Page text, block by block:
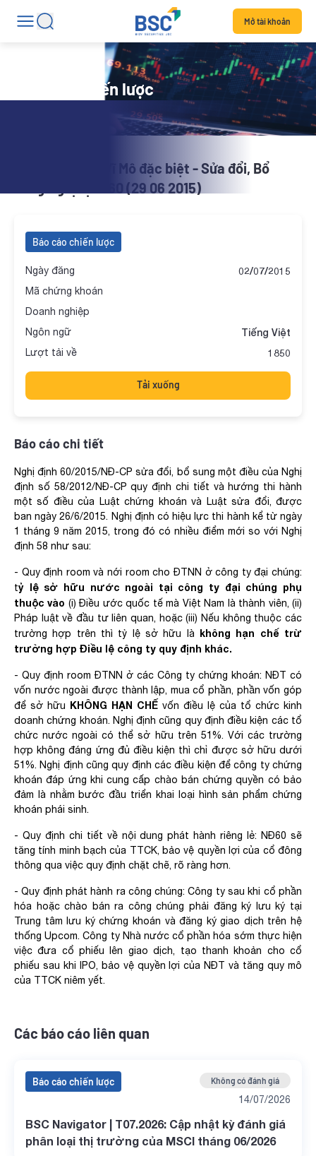
Mở tài khoản
Báo cáo chiến lược
BSC - Báo cáo Vĩ Mô đặc biệt - Sửa đổi, Bổ
sung Nghị định 60 (29 06 2015)
Báo cáo chiến lược
Ngày đăng 02/07/2015
Mã chứng khoán
Doanh nghiệp
Ngôn ngữ
Tiếng Việt
Lượt tải về 1850
Tải xuống
Báo cáo chi tiết
Nghị định 60/2015/NĐ-CP sửa đổi, bổ sung một điều của Nghị
định số 58/2012/NĐ-CP quy định chi tiết và hướng thi hành
một số điều của Luật chứng khoán và Luật sửa đổi, được
ban ngày 26/6/2015. Nghị định có hiệu lực thi hành kể từ ngày
1 tháng 9 năm 2015, trong đó có nhiều điểm mới so với Nghị
định 58 như sau:
- Quy định room và nới room cho ĐTNN ở công ty đại chúng:
tỷ lệ sở hữu nước ngoài tại công ty đại chúng phụ
thuộc vào (i) Điều ước quốc tế mà Việt Nam là thành viên, (ii)
Pháp luật về đầu tư liên quan, hoặc (iii) Nếu không thuộc các
trường hợp trên thì tỷ lệ sở hữu là không hạn chế trừ
trường hợp Điều lệ công ty quy định khác.
- Quy định room ĐTNN ở các Công ty chứng khoán: NĐT có
vốn nước ngoài được thành lập, mua cổ phần, phần vốn góp
để sở hữu KHÔNG HẠN CHẾ vốn điều lệ của tổ chức kinh
doanh chứng khoán. Nghị định cũng quy định điều kiện các tổ
chức nước ngoài có thể sở hữu trên 51%. Với các trường
hợp không đáng ứng đủ điều kiện thì chỉ được sở hữu dưới
51%. Nghị định cũng quy định các điều kiện để công ty chứng
khoán đáp ứng khi cung cấp chào bán chứng quyền có bảo
đảm là nhằm bước đầu triển khai loại hình sản phẩm chứng
khoán phái sinh.
- Quy định chi tiết về nội dung phát hành riêng lẻ: NĐ60 sẽ
tăng tính minh bạch của TTCK, bảo vệ quyền lợi của cổ đông
thông qua việc quy định chặt chẽ, rõ ràng hơn.
- Quy định phát hành ra công chúng: Công ty sau khi cổ phần
hóa hoặc chào bán ra công chúng phải đăng ký lưu ký tại
Trung tâm lưu ký chứng khoán và đăng ký giao dịch trên hệ
thống Upcom. Công ty Nhà nước cổ phần hóa sớm thực hiện
việc đưa cổ phiếu lên giao dịch, tạo thanh khoản cho cổ
phiếu sau khi IPO, bảo vệ quyền lợi của NĐT và tăng quy mô
của TTCK niêm yết.
Các báo cáo liên quan
Báo cáo chiến lược Không có đánh giá
14/07/2026
BSC Navigator | T07.2026: Cập nhật kỳ đánh giá
phân loại thị trường của MSCI tháng 06/2026